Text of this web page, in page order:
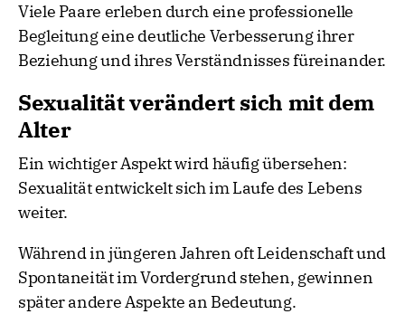
Viele Paare erleben durch eine professionelle
Begleitung eine deutliche Verbesserung ihrer
Beziehung und ihres Verständnisses füreinander.
Sexualität verändert sich mit dem
Alter
Ein wichtiger Aspekt wird häufig übersehen:
Sexualität entwickelt sich im Laufe des Lebens
weiter.
Während in jüngeren Jahren oft Leidenschaft und
Spontaneität im Vordergrund stehen, gewinnen
später andere Aspekte an Bedeutung.